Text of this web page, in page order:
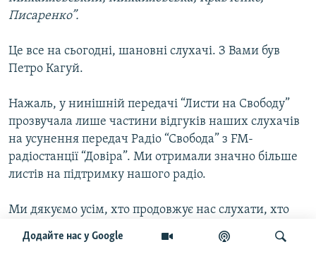
Додайте нас у Google
Писаренко”.
Це все на сьогодні, шановні слухачі. З Вами був
Петро Кагуй.
Нажаль, у нинішній передачі “Листи на Свободу”
прозвучала лише частини відгуків наших слухачів
на усунення передач Радіо “Свобода” з FM-
радіостанції “Довіра”. Ми отримали значно більше
листів на підтримку нашого радіо.
Ми дякуємо усім, хто продовжує нас слухати, хто
пише нам листи. Не втрачаймо оптимізму! Будемо
сподіватися, що незабаром передачі української